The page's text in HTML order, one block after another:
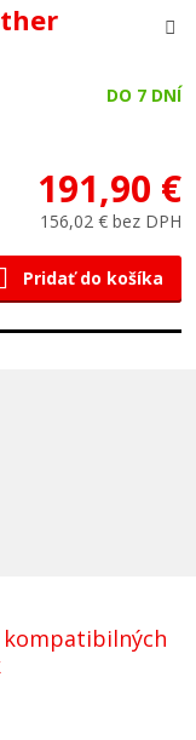
DO 7 DNÍ
191,90 €
156,02 € bez DPH
Pridať do košíka